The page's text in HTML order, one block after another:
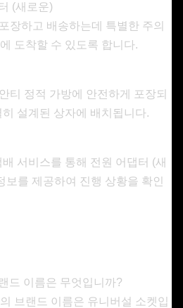
(새로운)
장하고 배송하는데 특별한 주의
도착할 수 있도록 합니다.
티 정적 가방에 안전하게 포장되
설계된 상자에 배치됩니다.
서비스를 통해 전원 어댑터 (새
보를 제공하여 진행 상황을 확인
드 이름은 무엇입니까?
브랜드 이름은 유니버설 소켓입